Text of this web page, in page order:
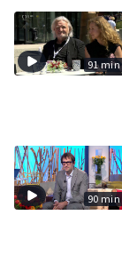
91 min
90 min